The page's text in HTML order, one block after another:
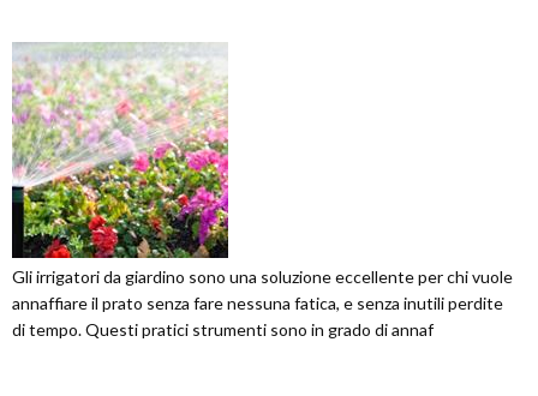
Gli irrigatori da giardino sono una soluzione eccellente per chi vuole
annaffiare il prato senza fare nessuna fatica, e senza inutili perdite
di tempo. Questi pratici strumenti sono in grado di annaf